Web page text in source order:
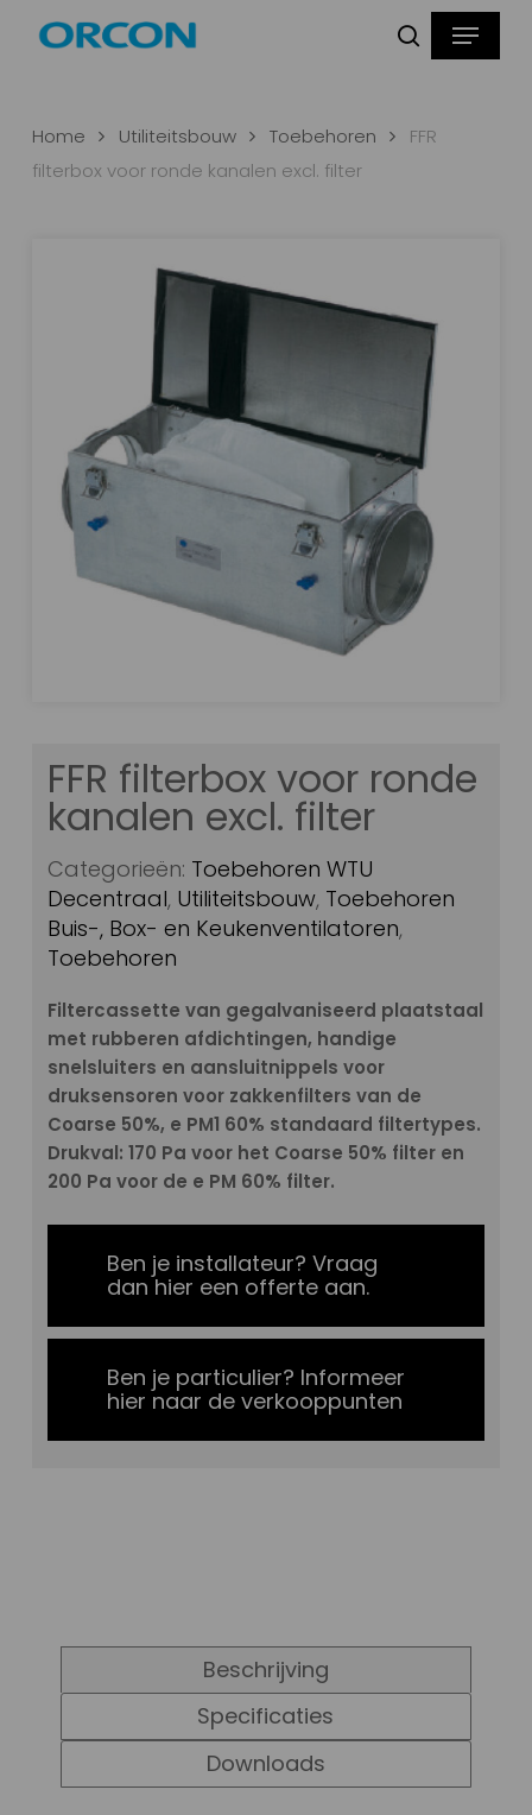
Producten
zoeken
Menu
Home Utiliteitsbouw Toebehoren
FFR
filterbox voor ronde kanalen excl. filter
FFR filterbox voor ronde
kanalen excl. filter
Categorieën: Toebehoren WTU
Decentraal, Utiliteitsbouw, Toebehoren
Buis-, Box- en Keukenventilatoren,
Toebehoren
Filtercassette van gegalvaniseerd plaatstaal
met rubberen afdichtingen, handige
snelsluiters en aansluitnippels voor
druksensoren voor zakkenfilters van de
Coarse 50%, e PM1 60% standaard filtertypes.
Drukval: 170 Pa voor het Coarse 50% filter en
200 Pa voor de e PM 60% filter.
Ben je installateur? Vraag
dan hier een offerte aan.
Ben je particulier? Informeer
hier naar de verkooppunten
Beschrijving
Specificaties
Downloads